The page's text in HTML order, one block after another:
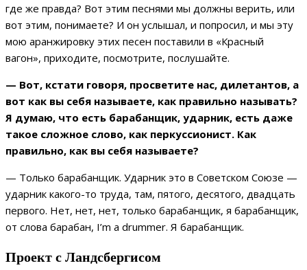
где же правда? Вот этим песнями мы должны верить, или
вот этим, понимаете? И он услышал, и попросил, и мы эту
мою аранжировку этих песен поставили в «Красный
вагон», приходите, посмотрите, послушайте.
— Вот, кстати говоря, просветите нас, дилетантов, а
вот как вы себя называете, как правильно называть?
Я думаю, что есть барабанщик, ударник, есть даже
такое сложное слово, как перкуссионист. Как
правильно, как вы себя называете?
— Только барабанщик. Ударник это в Советском Союзе —
ударник какого-то труда, там, пятого, десятого, двадцать
первого. Нет, нет, нет, только барабанщик, я барабанщик,
от слова барабан, I’m a drummer. Я барабанщик.
Проект с Ландсбергисом